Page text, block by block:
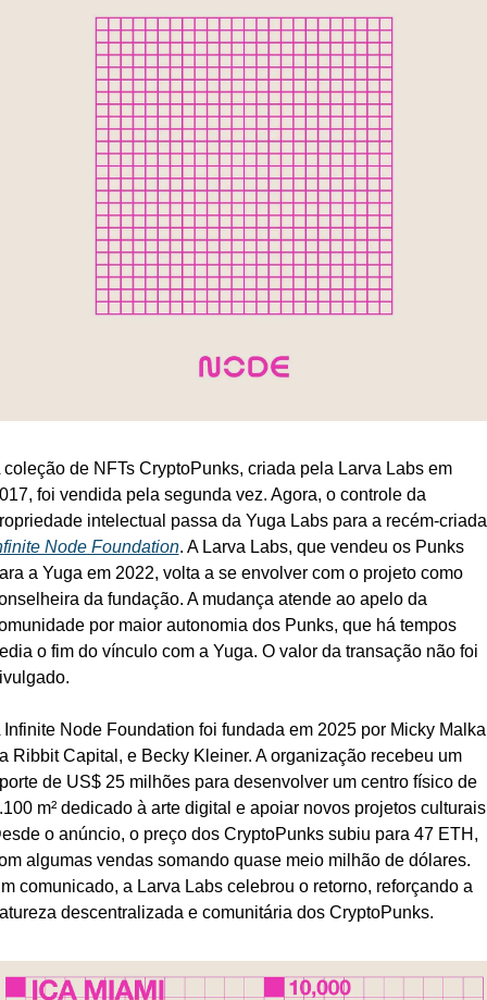
coleção de NFTs CryptoPunks, criada pela Larva Labs em
foi vendida pela segunda vez. Agora, o controle da
Node Foundation. A Larva Labs, que vendeu os Punks
a Yuga em 2022, volta a se envolver com o projeto como
da fundação. A mudança atende ao apelo da
por maior autonomia dos Punks, que há tempos
o fim do vínculo com a Yuga. O valor da transação não foi
Infinite Node Foundation foi fundada em 2025 por Micky
Ribbit Capital, e Becky Kleiner. A organização recebeu um
de US$ 25 milhões para desenvolver um centro físico de
m² dedicado à arte digital e apoiar novos projetos
o anúncio, o preço dos CryptoPunks subiu para 47 ETH,
algumas vendas somando quase meio milhão de dólares.
comunicado, a Larva Labs celebrou o retorno, reforçando a
descentralizada e comunitária dos CryptoPunks.